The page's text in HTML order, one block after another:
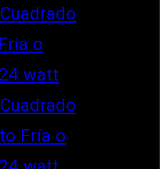
o
watt
Fría o